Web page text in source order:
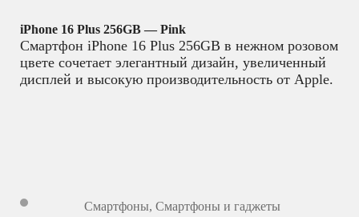
iPhone 16 Plus 256GB — Pink
Смартфон iPhone 16 Plus 256GB в нежном розовом
цвете сочетает элегантный дизайн, увеличенный
дисплей и высокую производительность от Apple.
Смартфоны, Смартфоны и гаджеты